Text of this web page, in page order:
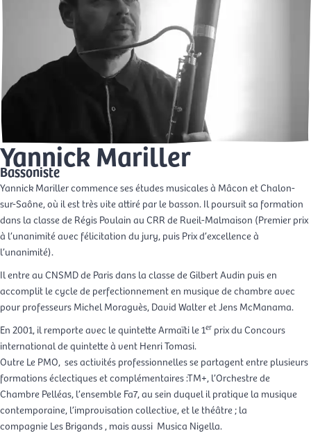
Yannick Mariller
Bassoniste
Yannick Mariller commence ses études musicales à Mâcon et Chalon-
sur-Saône, où il est très vite attiré par le basson. Il poursuit sa formation
dans la classe de Régis Poulain au CRR de Rueil-Malmaison (Premier prix
à l’unanimité avec félicitation du jury, puis Prix d’excellence à
l’unanimité).
Il entre au CNSMD de Paris dans la classe de Gilbert Audin puis en
accomplit le cycle de perfectionnement en musique de chambre avec
pour professeurs Michel Moraguès, David Walter et Jens McManama.
En 2001, il remporte avec le quintette Armaïti le 1er prix du Concours
international de quintette à vent Henri Tomasi.
Outre Le PMO, ses activités professionnelles se partagent entre plusieurs
formations éclectiques et complémentaires :TM+, l’Orchestre de
Chambre Pelléas, l’ensemble Fa7, au sein duquel il pratique la musique
contemporaine, l’improvisation collective, et le théâtre ; la
compagnie Les Brigands , mais aussi Musica Nigella.